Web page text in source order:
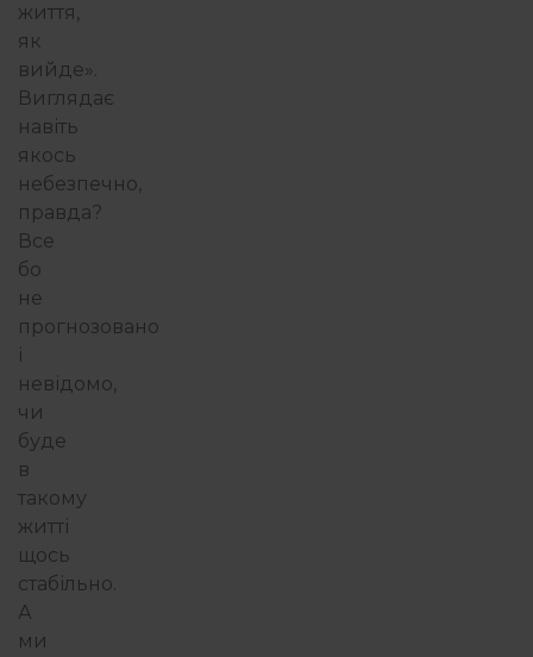
життя,
як
вийде».
Виглядає
навіть
якось
небезпечно,
правда?
Все
бо
не
прогнозовано
і
невідомо,
чи
буде
в
такому
житті
щось
стабільно.
А
ми